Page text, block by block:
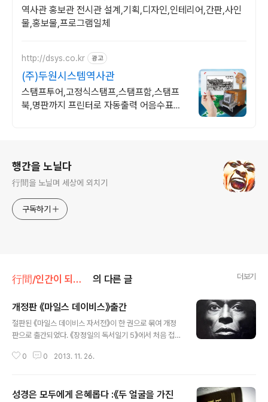
역사관 홍보관 전시관 설계,기획,디자인,인테리어,간판,사인
물,홍보물,프로그램일체
http://dsys.co.kr 광고
(주)두원시스템역사관
스탬프투어,고정식스탬프,스탬프함,스탬프
북,명판까지 프린터로 자동출력 어음수표발
행간을 노닐다
行間을 노닐며 세상에 외치기
구독하기
行間/인간이 되기 위한 인문 의 다른 글 더보기
개정판 《마일스 데이비스》출간
절판된 《마일스 데이비스 자서전》이 한 권으로 묶여 개정
판으로 출간되었다. 《장정일의 독서일기 5》에서 처음 접했
권이 한 권으로 묶었고 저자가 마일스 데이비스와 퀸시 트
정판에서는 무슨 이유인지 마일스만 저자로 올라와 있다.
0 0 2013. 11. 26.
성경은 모두에게 은혜롭다 :《두 얼굴을 가진